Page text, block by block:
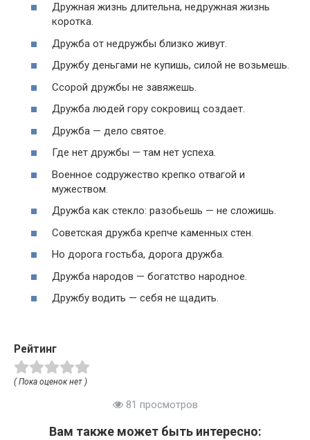
Дружная жизнь длительна, недружная жизнь
коротка.
Дружба от недружбы близко живут.
Дружбу деньгами не купишь, силой не возьмешь.
Ссорой дружбы не завяжешь.
Дружба людей гору сокровищ создает.
Дружба — дело святое.
Где нет дружбы — там нет успеха.
Военное содружество крепко отвагой и
мужеством.
Дружба как стекло: разобьешь — не сложишь.
Советская дружба крепче каменных стен.
Но дорога гостьба, дорога дружба.
Дружба народов — богатство народное.
Дружбу водить — себя не щадить.
Рейтинг
( Пока оценок нет )
81 просмотров
Вам также может быть интересно: